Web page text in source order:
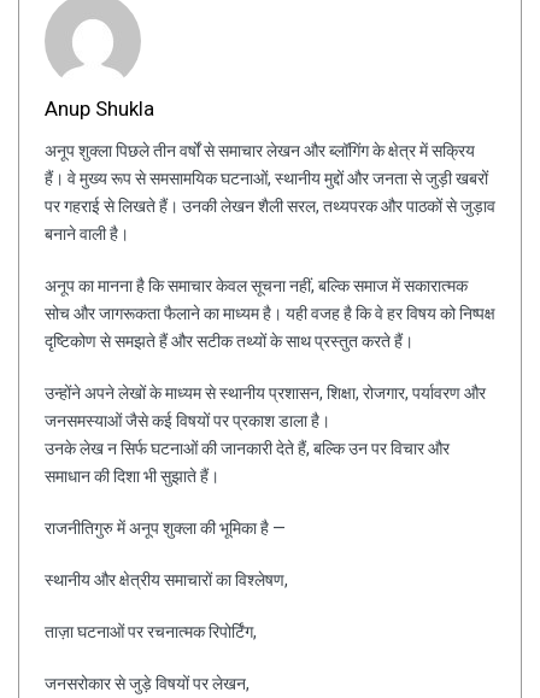
Anup Shukla
अनूप शुक्ला पिछले तीन वर्षों से समाचार लेखन और ब्लॉगिंग के क्षेत्र में सक्रिय
हैं। वे मुख्य रूप से समसामयिक घटनाओं, स्थानीय मुद्दों और जनता से जुड़ी खबरों
पर गहराई से लिखते हैं। उनकी लेखन शैली सरल, तथ्यपरक और पाठकों से जुड़ाव
बनाने वाली है।
अनूप का मानना है कि समाचार केवल सूचना नहीं, बल्कि समाज में सकारात्मक
सोच और जागरूकता फैलाने का माध्यम है। यही वजह है कि वे हर विषय को निष्पक्ष
दृष्टिकोण से समझते हैं और सटीक तथ्यों के साथ प्रस्तुत करते हैं।
उन्होंने अपने लेखों के माध्यम से स्थानीय प्रशासन, शिक्षा, रोजगार, पर्यावरण और
जनसमस्याओं जैसे कई विषयों पर प्रकाश डाला है।
उनके लेख न सिर्फ घटनाओं की जानकारी देते हैं, बल्कि उन पर विचार और
समाधान की दिशा भी सुझाते हैं।
राजनीतिगुरु में अनूप शुक्ला की भूमिका है —
स्थानीय और क्षेत्रीय समाचारों का विश्लेषण,
ताज़ा घटनाओं पर रचनात्मक रिपोर्टिंग,
जनसरोकार से जुड़े विषयों पर लेखन,